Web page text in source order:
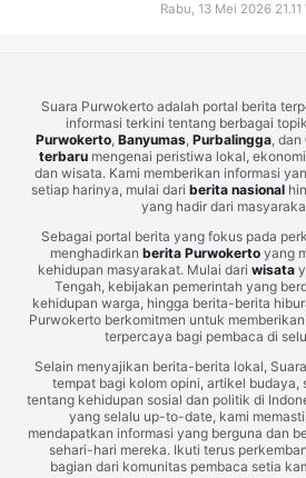
Rabu, 13 Mei 2026 21.11
Suara Purwokerto adalah portal berita
informasi terkini tentang berbagai
Purwokerto, Banyumas, Purbalingga, dan
terbarumengenai peristiwa lokal,
dan wisata. Kami memberikan informasi
setiap harinya, mulai dari berita nasional
yang hadir dari
Sebagai portal berita yang fokus pada
menghadirkan berita Purwokertoyang
kehidupan masyarakat. Mulai dari wisata
Tengah, kebijakan pemerintah yang
kehidupan warga, hingga berita-berita
Purwokerto berkomitmen untuk
terpercaya bagi pembaca di
Selain menyajikan berita-berita lokal,
tempat bagi kolom opini, artikel budaya,
tentang kehidupan sosial dan politik di
yang selalu up-to-date, kami
mendapatkan informasi yang berguna dan
sehari-hari mereka. Ikuti terus
bagian dari komunitas pembaca setia